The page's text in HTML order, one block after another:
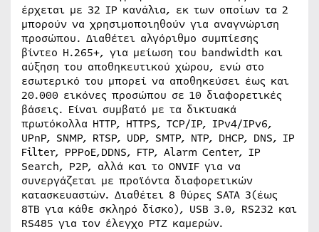
έρχεται με 32 IP κανάλια, εκ των οποίων τα 2
μπορούν να χρησιμοποιηθούν για αναγνώριση
προσώπου. Διαθέτει αλγόριθμο συμπίεσης
βίντεο H.265+, για μείωση του bandwidth και
αύξηση του αποθηκευτικού χώρου, ενώ στο
εσωτερικό του μπορεί να αποθηκεύσει έως και
20.000 εικόνες προσώπου σε 10 διαφορετικές
βάσεις. Είναι συμβατό με τα δικτυακά
πρωτόκολλα HTTP, HTTPS, TCP/IP, IPv4/IPv6,
UPnP, SNMP, RTSP, UDP, SMTP, NTP, DHCP, DNS, IP
Filter, PPPoE,DDNS, FTP, Alarm Center, IP
Search, P2P, αλλά και το ONVIF για να
συνεργάζεται με προϊόντα διαφορετικών
κατασκευαστών. Διαθέτει 8 θύρες SATA 3(έως
8TB για κάθε σκληρό δίσκο), USB 3.0, RS232 και
RS485 για τον έλεγχο PTZ καμερών.